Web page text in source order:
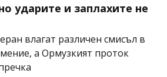
ударите и заплахите не
влагат различен смисъл в
а Ормузкият проток